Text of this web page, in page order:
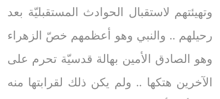
وتهيئتهم لاستقبال الحوادث المستقبليّة بعد
رحيلهم .. والنبي وهو أعظمهم خصّ الزهراء
وهو الصادق الأمين بهالة قدسيّة تحرم على
الآخرين هتكها .. ولم يكن ذلك لقرابتها منه